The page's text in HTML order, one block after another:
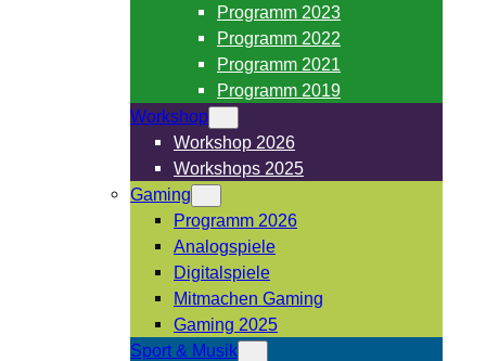
Programm 2023
Programm 2022
Programm 2021
Programm 2019
Workshop
Workshop 2026
Workshops 2025
Gaming
Programm 2026
Analogspiele
Digitalspiele
Mitmachen Gaming
Gaming 2025
Sport & Musik